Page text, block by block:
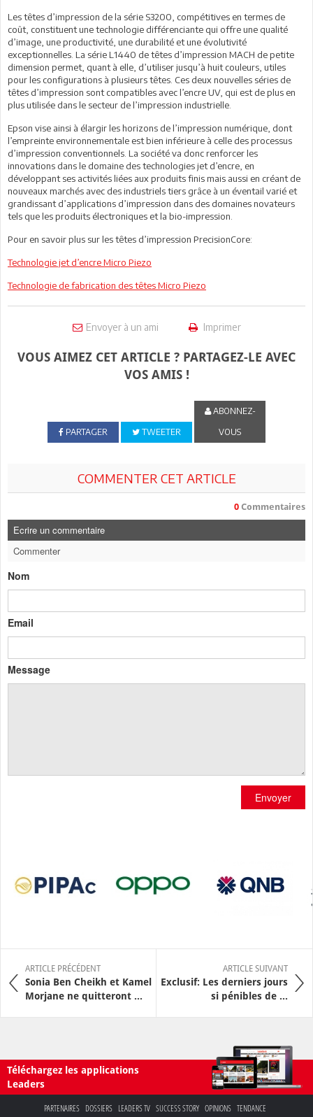
Les têtes d’impression de la série S3200, compétitives en termes de
coût, constituent une technologie différenciante qui offre une qualité
d’image, une productivité, une durabilité et une évolutivité
exceptionnelles. La série L1440 de têtes d’impression MACH de petite
dimension permet, quant à elle, d’utiliser jusqu’à huit couleurs, utiles
pour les configurations à plusieurs têtes. Ces deux nouvelles séries de
têtes d’impression sont compatibles avec l’encre UV, qui est de plus en
plus utilisée dans le secteur de l’impression industrielle.
Epson vise ainsi à élargir les horizons de l’impression numérique, dont
l’empreinte environnementale est bien inférieure à celle des processus
d’impression conventionnels. La société va donc renforcer les
innovations dans le domaine des technologies jet d’encre, en
développant ses activités liées aux produits finis mais aussi en créant de
nouveaux marchés avec des industriels tiers grâce à un éventail varié et
grandissant d’applications d’impression dans des domaines novateurs
tels que les produits électroniques et la bio-impression.
Pour en savoir plus sur les têtes d’impression PrecisionCore:
Technologie jet d’encre Micro Piezo
Technologie de fabrication des têtes Micro Piezo
Envoyer à un ami Imprimer
VOUS AIMEZ CET ARTICLE ? PARTAGEZ-LE AVEC
VOS AMIS !
PARTAGER TWEETER
ABONNEZ-
VOUS
COMMENTER CET ARTICLE
0 Commentaires
Ecrire un commentaire
Commenter
Nom
Email
Message
Envoyer
ARTICLE PRÉCÉDENT
Sonia Ben Cheikh et Kamel
Morjane ne quitteront ...
ARTICLE SUIVANT
Exclusif: Les derniers jours
si pénibles de ...
Téléchargez les applications
Leaders
PARTENAIRES DOSSIERS LEADERS TV SUCCESS STORY OPINIONS TENDANCE